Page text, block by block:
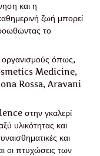
και η
ζωή μπορεί
το
οργανισμούς όπως,
Medicine,
Rossa, Aravani
στην γκαλερί
υλικότητας και
και
οι πτυχώσεις των